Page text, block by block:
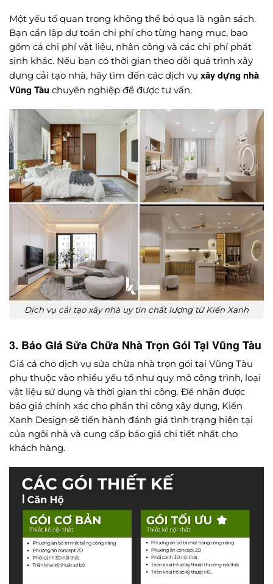
Một yếu tố quan trọng không thể bỏ qua là ngân sách.
Bạn cần lập dự toán chi phí cho từng hạng mục, bao
gồm cả chi phí vật liệu, nhân công và các chi phí phát
sinh khác. Nếu bạn có thời gian theo dõi quá trình xây
dựng cải tạo nhà, hãy tìm đến các dịch vụ xây dựng nhà
Vũng Tàu chuyên nghiệp để được tư vấn.
Dịch vụ cải tạo xây nhà uy tín chất lượng từ Kiến Xanh
3. Báo Giá Sửa Chữa Nhà Trọn Gói Tại Vũng Tàu
Giá cả cho dịch vụ sửa chữa nhà trọn gói tại Vũng Tàu
phụ thuộc vào nhiều yếu tố như quy mô công trình, loại
vật liệu sử dụng và thời gian thi công. Để nhận được
báo giá chính xác cho phần thi công xây dựng, Kiến
Xanh Design sẽ tiến hành đánh giá tình trạng hiện tại
của ngôi nhà và cung cấp báo giá chi tiết nhất cho
khách hàng.